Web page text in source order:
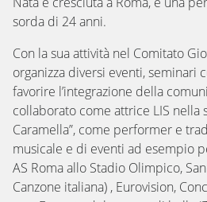
sorda di 24 anni.
Con la sua attività nel Comitato
organizza diversi eventi, seminari
favorire l’integrazione della
collaborato come attrice LIS nella
Caramella”, come performer e
musicale e di eventi ad esempio
AS Roma allo Stadio Olimpico,
Canzone italiana) , Eurovision,